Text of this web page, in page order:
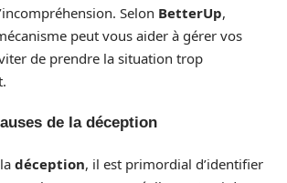
Selon BetterUp,
peut vous aider à gérer vos
de prendre la situation trop
de la déception
déception, il est primordial d’identifier